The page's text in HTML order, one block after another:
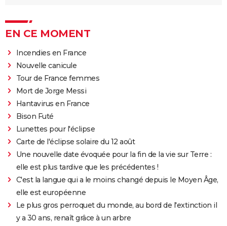
EN CE MOMENT
Incendies en France
Nouvelle canicule
Tour de France femmes
Mort de Jorge Messi
Hantavirus en France
Bison Futé
Lunettes pour l'éclipse
Carte de l'éclipse solaire du 12 août
Une nouvelle date évoquée pour la fin de la vie sur Terre :
elle est plus tardive que les précédentes !
C'est la langue qui a le moins changé depuis le Moyen Âge,
elle est européenne
Le plus gros perroquet du monde, au bord de l'extinction il
y a 30 ans, renaît grâce à un arbre